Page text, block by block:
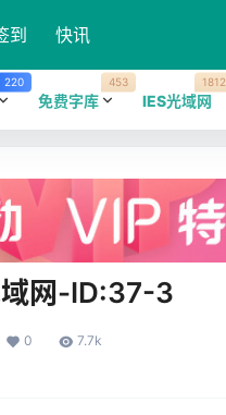
到 快讯
220
免费字库
453
IES光域网
1812
网-ID:37-3
0 7.7k